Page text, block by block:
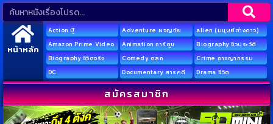
หน้าหลัก
Action บู๊ Adventure ผจญภัย
alien (มนุษย์ต่างดาว)
Amazon Prime Video
Animation การ์ตูน
Biography ชีวประวัติ
Biography ชีวิตจริง
Comedy ตลก
Crime อาชญากรรม
DC
Documentary สารคดี Drama ชีวิต
สมัครสมาชิก